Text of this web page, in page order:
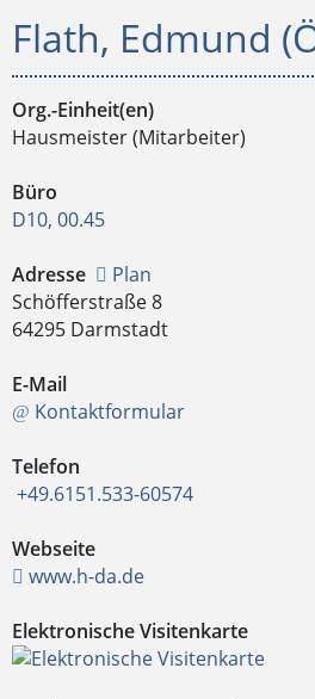
Flath, Edmund
Org.-Einheit(en)
Hausmeister (Mitarbeiter)
Büro
D10, 00.45
Adresse
Plan
Schöfferstraße 8
64295 Darmstadt
E-Mail
Kontaktformular
Telefon
+49.6151.533-60574
Webseite
www.h-da.de
Elektronische Visitenkarte